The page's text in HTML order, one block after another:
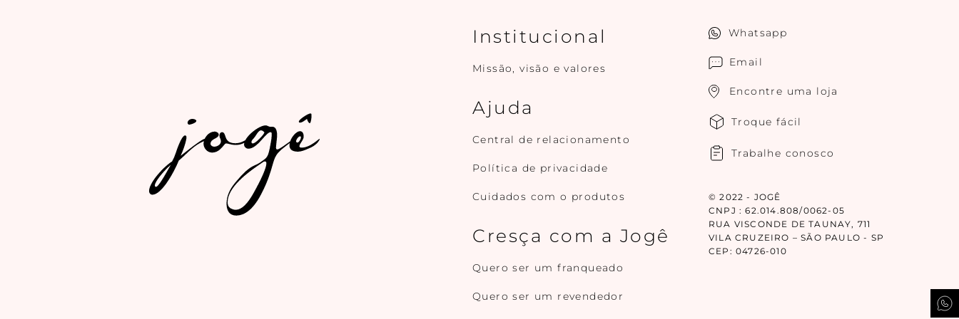
Institucional
Missão, visão e valores
Ajuda
Central de relacionamento
Política de privacidade
Cuidados com o produtos
Cresça com a Jogê
Quero ser um franqueado
Quero ser um revendedor
Whatsapp
Email
Encontre uma loja
Troque fácil
Trabalhe conosco
© 2022 - JOGÊ
CNPJ : 62.014.808/0062-05
RUA VISCONDE DE TAUNAY, 711
VILA CRUZEIRO – SÃO PAULO - SP
CEP: 04726-010